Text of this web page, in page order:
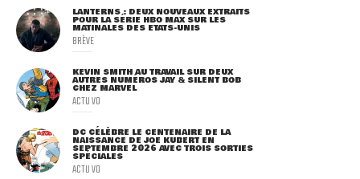
LANTERNS : DEUX NOUVEAUX EXTRAITS
POUR LA SÉRIE HBO MAX SUR LES
MATINALES DES ETATS-UNIS
BRÈVE
KEVIN SMITH AU TRAVAIL SUR DEUX
AUTRES NUMÉROS JAY & SILENT BOB
CHEZ MARVEL
ACTU VO
DC CÉLÈBRE LE CENTENAIRE DE LA
NAISSANCE DE JOE KUBERT EN
SEPTEMBRE 2026 AVEC TROIS SORTIES
SPÉCIALES
ACTU VO